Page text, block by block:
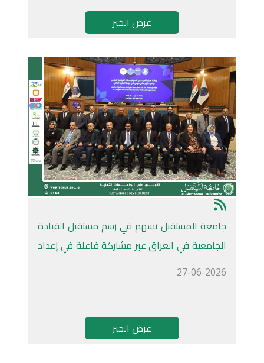
عرض الخبر
جامعة المستقبل تسهم في رسم مستقبل القيادة
الجامعية في العراق عبر مشاركة فاعلة في إعداد
الدبلوم المهني للقيادات الأكاديمية
27-06-2026
عرض الخبر